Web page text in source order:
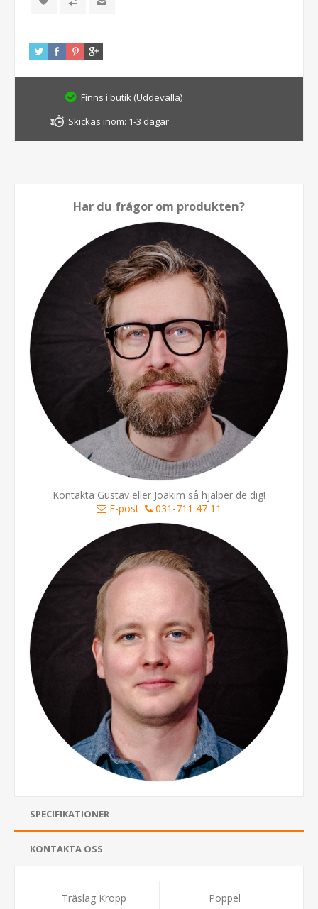
Finns i butik (Uddevalla)
Skickas inom: 1-3 dagar
Har du frågor om produkten?
Kontakta Gustav eller Joakim så hjälper de dig!
E-post
031-711 47 11
SPECIFIKATIONER
KONTAKTA OSS
Träslag Kropp Poppel